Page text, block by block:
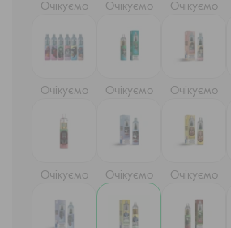
Очікуємо Очікуємо Очікуємо
Очікуємо Очікуємо Очікуємо
Очікуємо Очікуємо Очікуємо